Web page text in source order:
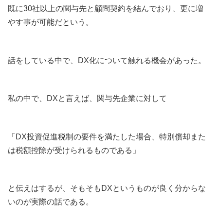
既に30社以上の関与先と顧問契約を結んでおり、更に増
やす事が可能だという。
話をしている中で、DX化について触れる機会があった。
私の中で、DXと言えば、関与先企業に対して
「DX投資促進税制の要件を満たした場合、特別償却また
は税額控除が受けられるものである」
と伝えはするが、そもそもDXというものが良く分からな
いのが実際の話である。